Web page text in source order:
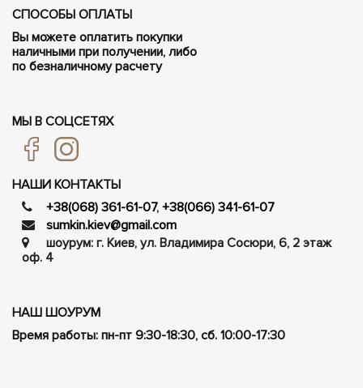
СПОСОБЫ ОПЛАТЫ
Вы можете оплатить покупки
наличными при получении, либо
по безналичному расчету
МЫ В СОЦСЕТЯХ
НАШИ КОНТАКТЫ
+38(068) 361-61-07, +38(066) 341-61-07
sumkin.kiev@gmail.com
шоурум: г. Киев, ул. Владимира Сосюри, ​​6, 2 этаж
оф. 4
НАШ ШОУРУМ
Время работы: пн-пт 9:30-18:30, сб. 10:00-17:30